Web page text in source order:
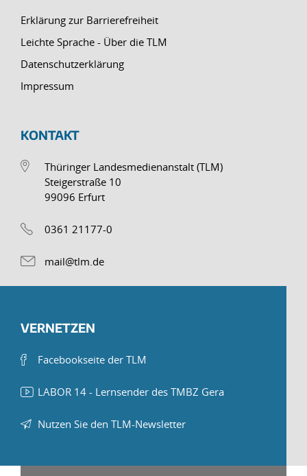
Erklärung zur Barrierefreiheit
Leichte Sprache - Über die TLM
Datenschutzerklärung
Impressum
KONTAKT
Thüringer Landesmedienanstalt (TLM)
Steigerstraße 10
99096 Erfurt
0361 21177-0
mail@tlm.de
VERNETZEN
Facebookseite der TLM
LABOR 14 - Lernsender des TMBZ Gera
Nutzen Sie den TLM-Newsletter